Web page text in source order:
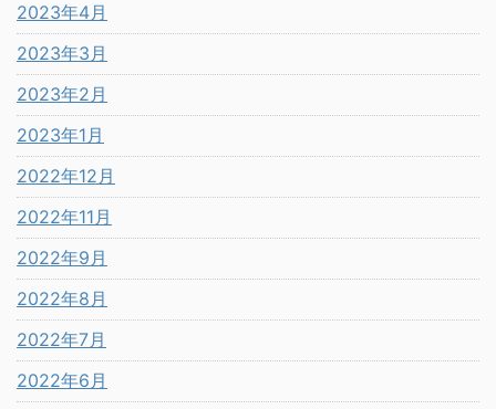
2023年4月
2023年3月
2023年2月
2023年1月
2022年12月
2022年11月
2022年9月
2022年8月
2022年7月
2022年6月